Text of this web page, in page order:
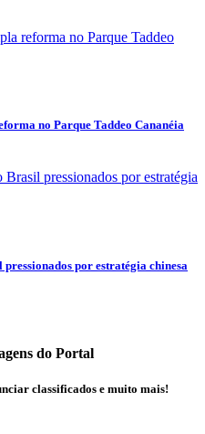
no Parque Taddeo Cananéia
por estratégia chinesa
do Portal
classificados e muito mais!